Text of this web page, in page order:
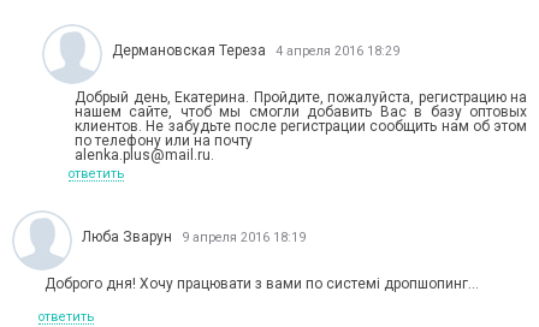
Дермановская Тереза 4 апреля 2016 18:29
Добрый день, Екатерина. Пройдите, пожалуйста, регистрацию на
нашем сайте, чтоб мы смогли добавить Вас в базу оптовых
клиентов. Не забудьте после регистрации сообщить нам об этом
по телефону или на почту
alenka.plus@mail.ru.
ответить
Люба Зварун 9 апреля 2016 18:19
Доброго дня! Хочу працювати з вами по системі дропшопинг...
ответить